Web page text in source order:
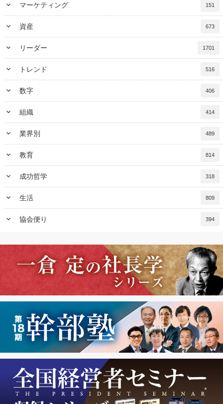
keyboard_arrow_down マーケティング 151
keyboard_arrow_down 資産 673
keyboard_arrow_down リーダー 1701
keyboard_arrow_down トレンド 516
keyboard_arrow_down 数字 406
keyboard_arrow_down 組織 414
keyboard_arrow_down 業界別 489
keyboard_arrow_down 教育 814
keyboard_arrow_down 成功哲学 318
keyboard_arrow_down 生活 809
keyboard_arrow_down 協会便り 394